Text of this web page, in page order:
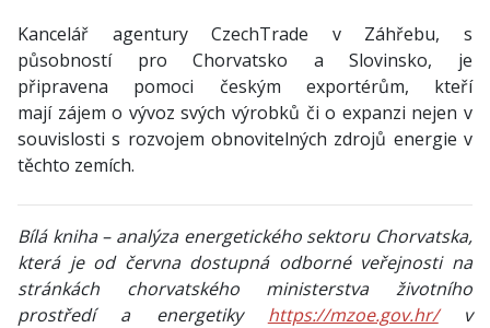
Kancelář agentury CzechTrade v Záhřebu, s
působností pro Chorvatsko a Slovinsko, je
připravena pomoci českým exportérům, kteří
mají zájem o vývoz svých výrobků či o expanzi nejen v
souvislosti s rozvojem obnovitelných zdrojů energie v
těchto zemích.
Bílá kniha – analýza energetického sektoru Chorvatska,
která je od června dostupná odborné veřejnosti na
stránkách chorvatského ministerstva životního
prostředí a energetiky https://mzoe.gov.hr/v